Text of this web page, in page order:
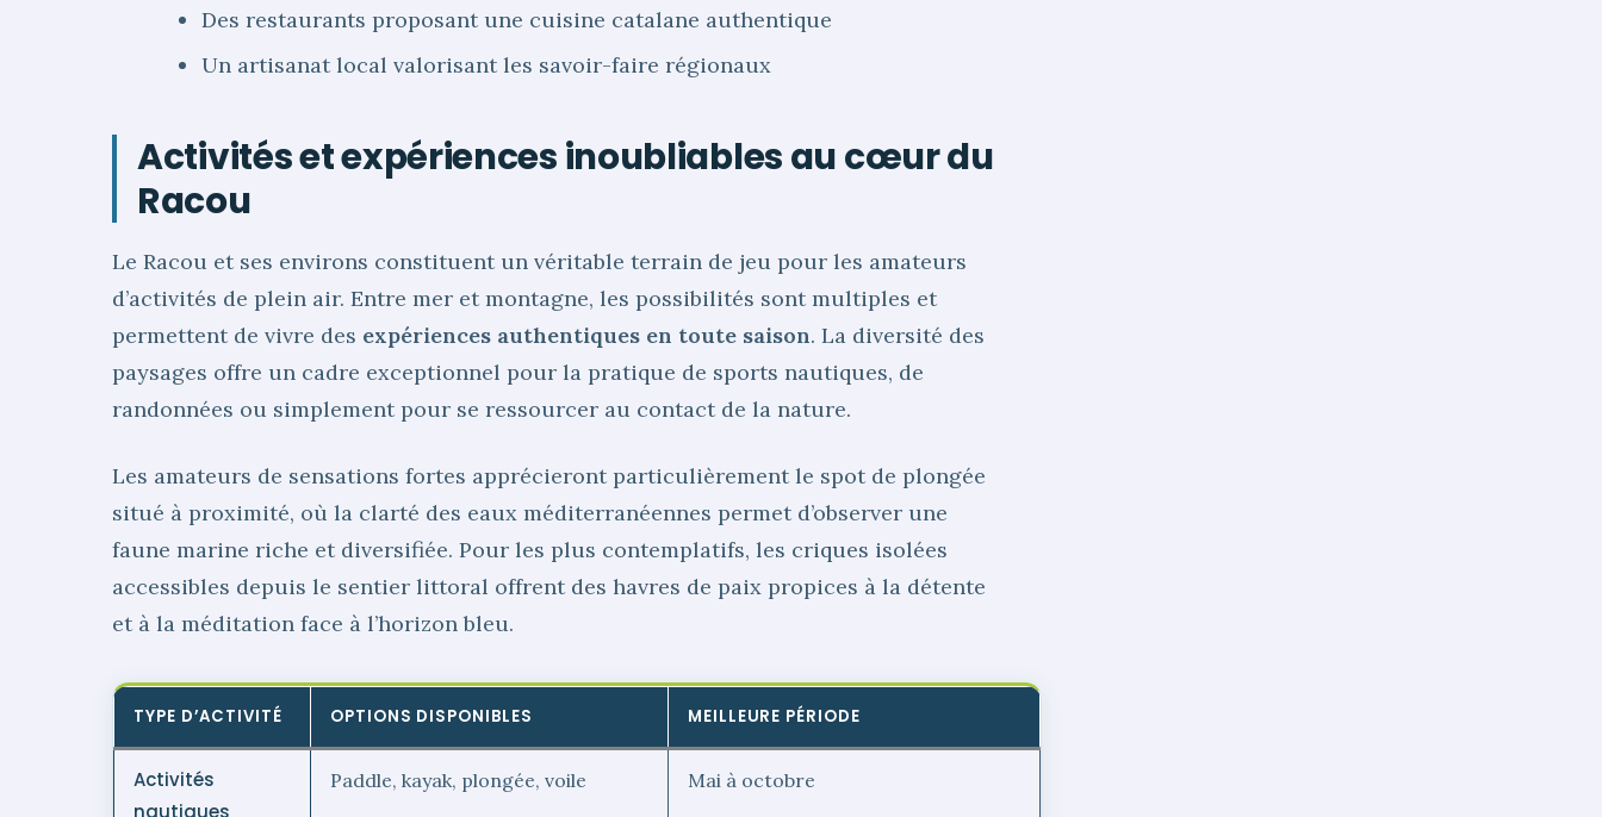
Des restaurants proposant une cuisine catalane authentique
Un artisanat local valorisant les savoir-faire régionaux
Activités et expériences inoubliables au cœur du
Racou
Le Racou et ses environs constituent un véritable terrain de jeu pour les amateurs
d’activités de plein air. Entre mer et montagne, les possibilités sont multiples et
permettent de vivre des expériences authentiques en toute saison. La diversité des
paysages offre un cadre exceptionnel pour la pratique de sports nautiques, de
randonnées ou simplement pour se ressourcer au contact de la nature.
Les amateurs de sensations fortes apprécieront particulièrement le spot de plongée
situé à proximité, où la clarté des eaux méditerranéennes permet d’observer une
faune marine riche et diversifiée. Pour les plus contemplatifs, les criques isolées
accessibles depuis le sentier littoral offrent des havres de paix propices à la détente
et à la méditation face à l’horizon bleu.
TYPE D’ACTIVITÉ OPTIONS DISPONIBLES MEILLEURE PÉRIODE
Activités
nautiques
Paddle, kayak, plongée, voile Mai à octobre